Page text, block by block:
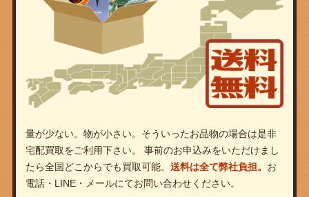
量が少ない。物が小さい。そういったお品物の場合は是非
宅配買取をご利用下さい。 事前のお申込みをいただけまし
たら全国どこからでも買取可能。 送料は全て弊社負担。 お
電話・LINE・メールにてお問い合わせください。